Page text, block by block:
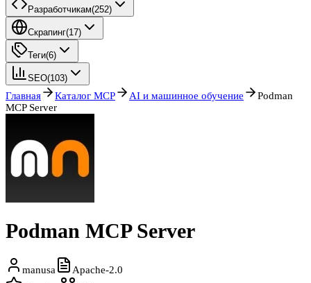
Разработчикам(252)
Скрапинг(17)
Теги(6)
SEO(103)
Главная Каталог MCP AI и машинное обучение
Podman
MCP Server
Podman MCP Server
manusa
Apache-2.0